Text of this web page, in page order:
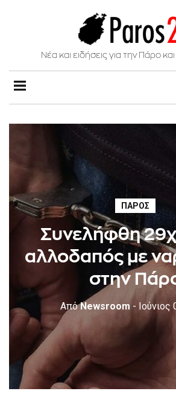
Νέα και ειδήσεις για την Πάρο
ΠΆΡΟΣ
Συνελήφθη
αλλοδαπός με
στην
ΑπόNewsroom - Ιούνιος